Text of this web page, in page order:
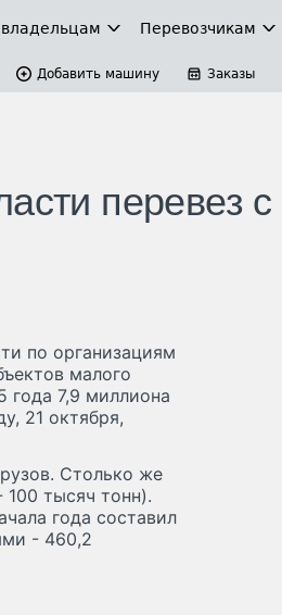
Перевозчикам
Добавить машину Заказы
перевез
по организациям
малого
года 7,9 миллиона
21 октября,
Столько же
100 тысяч тонн).
года составил
- 460,2